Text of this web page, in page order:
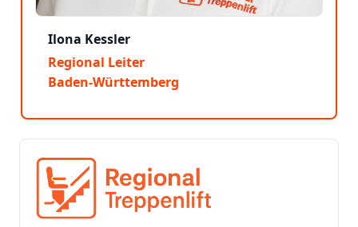
Ilona Kessler
Regional Leiter
Baden-Württemberg